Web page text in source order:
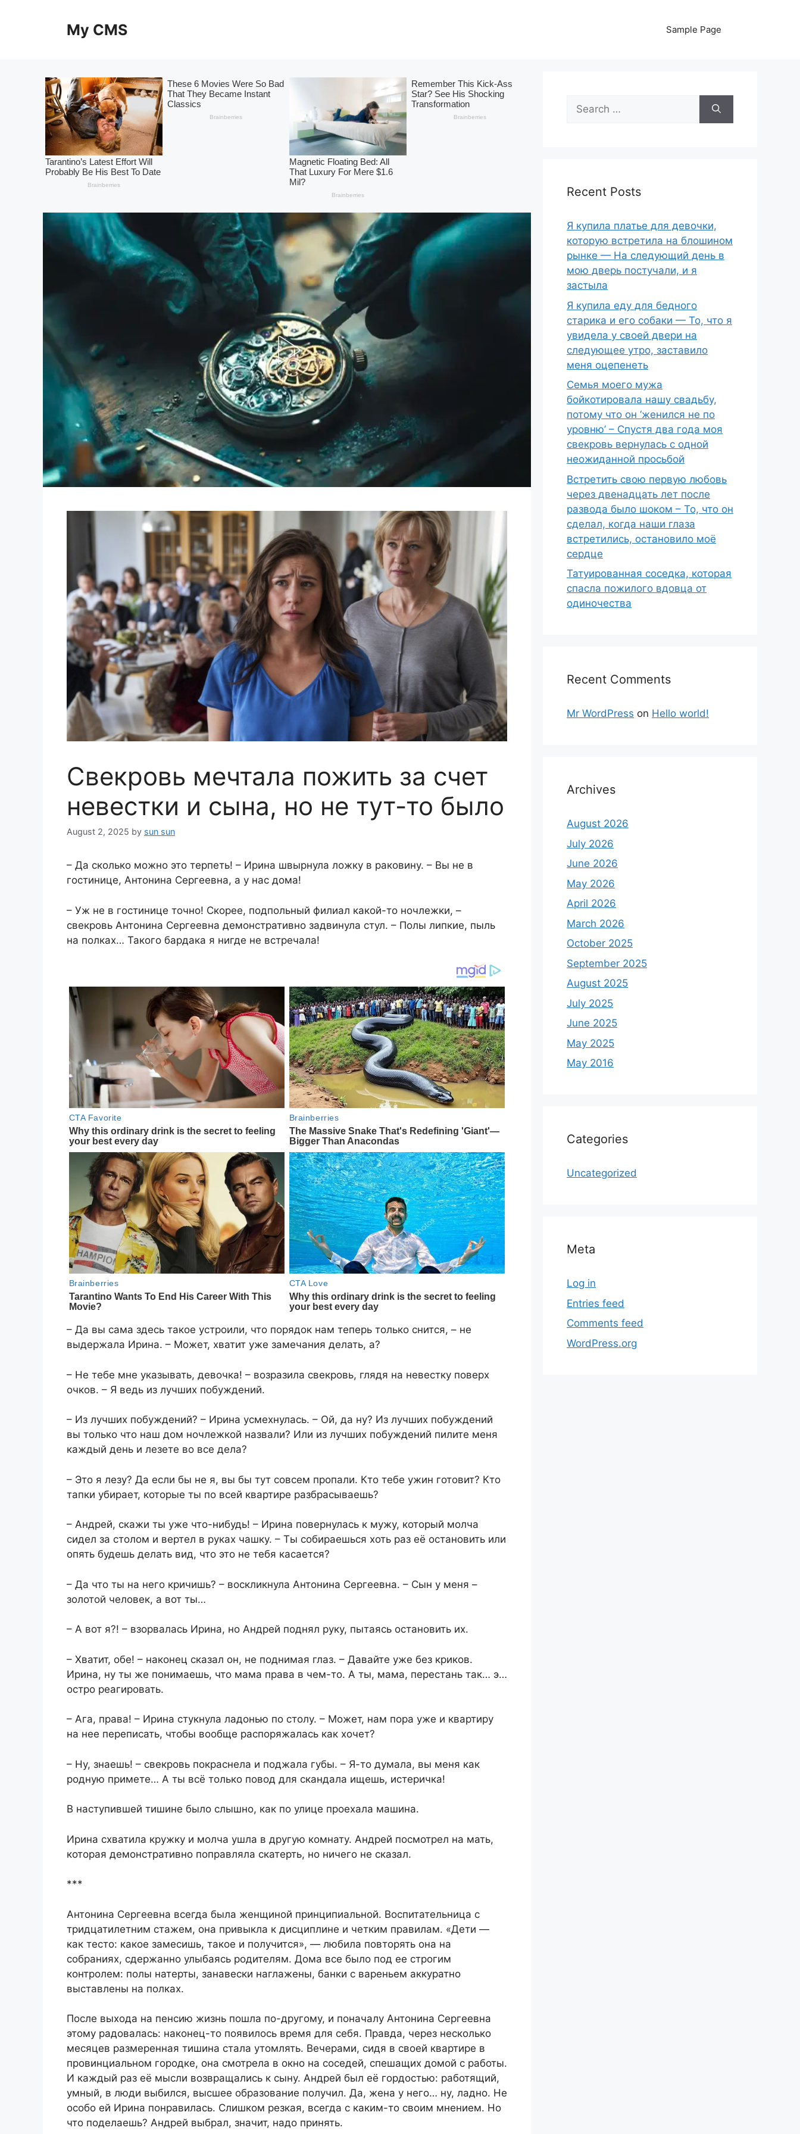
My CMS Sample Page
Свекровь мечтала пожить за счет
невестки и сына, но не тут-то было
August 2, 2025 by sun sun
– Да сколько можно это терпеть! – Ирина швырнула ложку в раковину. – Вы не в
гостинице, Антонина Сергеевна, а у нас дома!
– Уж не в гостинице точно! Скорее, подпольный филиал какой-то ночлежки, –
свекровь Антонина Сергеевна демонстративно задвинула стул. – Полы липкие, пыль
на полках… Такого бардака я нигде не встречала!
– Да вы сама здесь такое устроили, что порядок нам теперь только снится, – не
выдержала Ирина. – Может, хватит уже замечания делать, а?
– Не тебе мне указывать, девочка! – возразила свекровь, глядя на невестку поверх
очков. – Я ведь из лучших побуждений.
– Из лучших побуждений? – Ирина усмехнулась. – Ой, да ну? Из лучших побуждений
вы только что наш дом ночлежкой назвали? Или из лучших побуждений пилите меня
каждый день и лезете во все дела?
– Это я лезу? Да если бы не я, вы бы тут совсем пропали. Кто тебе ужин готовит? Кто
тапки убирает, которые ты по всей квартире разбрасываешь?
– Андрей, скажи ты уже что-нибудь! – Ирина повернулась к мужу, который молча
сидел за столом и вертел в руках чашку. – Ты собираешься хоть раз её остановить или
опять будешь делать вид, что это не тебя касается?
– Да что ты на него кричишь? – воскликнула Антонина Сергеевна. – Сын у меня –
золотой человек, а вот ты…
– А вот я?! – взорвалась Ирина, но Андрей поднял руку, пытаясь остановить их.
– Хватит, обе! – наконец сказал он, не поднимая глаз. – Давайте уже без криков.
Ирина, ну ты же понимаешь, что мама права в чем-то. А ты, мама, перестань так… э…
остро реагировать.
– Ага, права! – Ирина стукнула ладонью по столу. – Может, нам пора уже и квартиру
на нее переписать, чтобы вообще распоряжалась как хочет?
– Ну, знаешь! – свекровь покраснела и поджала губы. – Я-то думала, вы меня как
родную примете… А ты всё только повод для скандала ищешь, истеричка!
В наступившей тишине было слышно, как по улице проехала машина.
Ирина схватила кружку и молча ушла в другую комнату. Андрей посмотрел на мать,
которая демонстративно поправляла скатерть, но ничего не сказал.
***
Антонина Сергеевна всегда была женщиной принципиальной. Воспитательница с
тридцатилетним стажем, она привыкла к дисциплине и четким правилам. «Дети —
как тесто: какое замесишь, такое и получится», — любила повторять она на
собраниях, сдержанно улыбаясь родителям. Дома все было под ее строгим
контролем: полы натерты, занавески наглажены, банки с вареньем аккуратно
выставлены на полках.
После выхода на пенсию жизнь пошла по-другому, и поначалу Антонина Сергеевна
этому радовалась: наконец-то появилось время для себя. Правда, через несколько
месяцев размеренная тишина стала утомлять. Вечерами, сидя в своей квартире в
провинциальном городке, она смотрела в окно на соседей, спешащих домой с работы.
И каждый раз её мысли возвращались к сыну. Андрей был её гордостью: работящий,
умный, в люди выбился, высшее образование получил. Да, жена у него… ну, ладно. Не
особо ей Ирина понравилась. Слишком резкая, всегда с каким-то своим мнением. Но
что поделаешь? Андрей выбрал, значит, надо принять.
Search
for:
Recent Posts
Я купила платье для девочки,
которую встретила на блошином
рынке — На следующий день в
мою дверь постучали, и я
застыла
Я купила еду для бедного
старика и его собаки — То, что я
увидела у своей двери на
следующее утро, заставило
меня оцепенеть
Семья моего мужа
бойкотировала нашу свадьбу,
потому что он ‘женился не по
уровню’ – Спустя два года моя
свекровь вернулась с одной
неожиданной просьбой
Встретить свою первую любовь
через двенадцать лет после
развода было шоком – То, что он
сделал, когда наши глаза
встретились, остановило моё
сердце
Татуированная соседка, которая
спасла пожилого вдовца от
одиночества
Recent Comments
Mr WordPress on Hello world!
Archives
August 2026
July 2026
June 2026
May 2026
April 2026
March 2026
October 2025
September 2025
August 2025
July 2025
June 2025
May 2025
May 2016
Categories
Uncategorized
Meta
Log in
Entries feed
Comments feed
WordPress.org